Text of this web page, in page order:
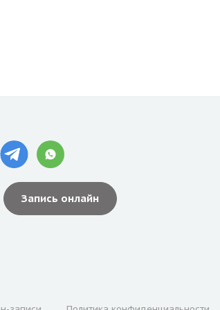
Запись онлайн